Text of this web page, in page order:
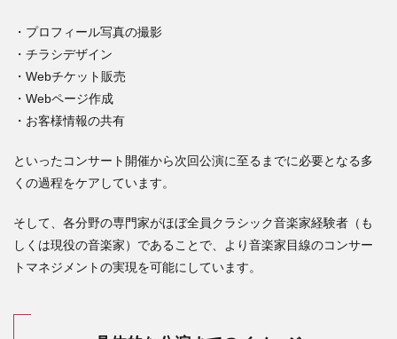
・プロフィール写真の撮影
・チラシデザイン
・Webチケット販売
・Webページ作成
・お客様情報の共有
といったコンサート開催から次回公演に至るまでに必要となる多
くの過程をケアしています。
そして、各分野の専門家がほぼ全員クラシック音楽家経験者（も
しくは現役の音楽家）であることで、より音楽家目線のコンサー
トマネジメントの実現を可能にしています。